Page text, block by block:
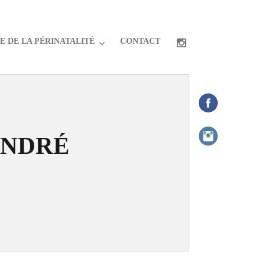
DE LA PÉRINATALITÉ CONTACT